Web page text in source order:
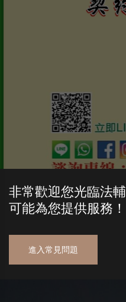
非常歡迎您光臨法
可能為您提供服務！
進入常見問題